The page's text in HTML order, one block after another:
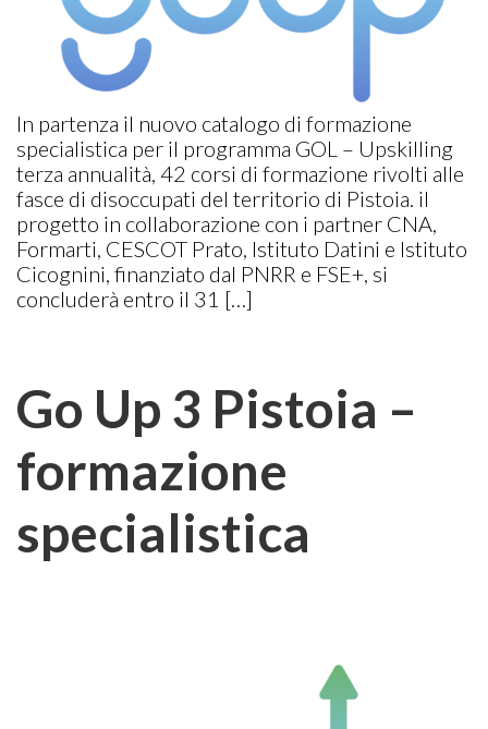
In partenza il nuovo catalogo di formazione
specialistica per il programma GOL – Upskilling
terza annualità, 42 corsi di formazione rivolti alle
fasce di disoccupati del territorio di Pistoia. il
progetto in collaborazione con i partner CNA,
Formarti, CESCOT Prato, Istituto Datini e Istituto
Cicognini, finanziato dal PNRR e FSE+, si
concluderà entro il 31 […]
Go Up 3 Pistoia –
formazione
specialistica